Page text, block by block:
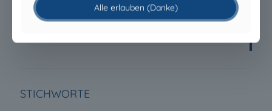
PFAS-Regulierungen stellen neue Anforderungen an
STICHWORTE
Alle erlauben (Danke)